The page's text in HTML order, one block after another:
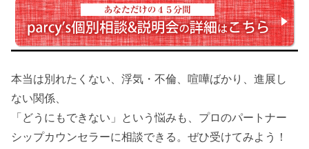
本当は別れたくない、浮気・不倫、喧嘩ばかり、進展し
ない関係、
「どうにもできない」という悩みも、プロのパートナー
シップカウンセラーに相談できる。ぜひ受けてみよう！